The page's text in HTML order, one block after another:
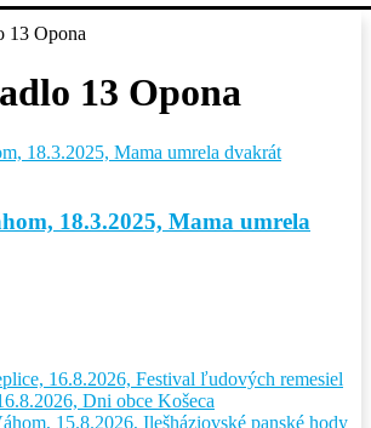
13 Opona
13 Opona
18.3.2025, Mama umrela
16.8.2026, Festival ľudových remesiel
Dni obce Košeca
15.8.2026, Ilešháziovské panské hody